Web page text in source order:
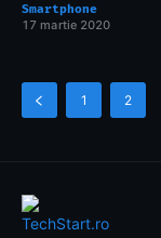
Smartphone
17 martie 2020
1 2